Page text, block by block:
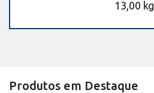
13,00 kg
Produtos em Destaque